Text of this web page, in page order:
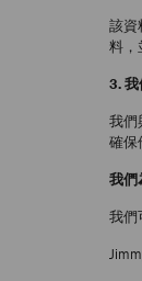
該資
料，
3.
我們
確保
我們
我們